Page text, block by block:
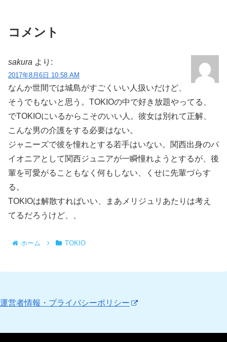
コメント
sakura より:
2017年8月6日 10:58 AM
なんか世間では城島がすごくいい人扱いだけど、
そうでもないと思う。TOKIOの中で好き放題やってる、
でTOKIOにいるからこそのいい人。彼女は別れて正解、
こんな男の介護をする必要はない。
ジャニーズで彼を憧れとする若手はいない。関西出身のパ
イオニアとして関西ジュニアが一瞬憧れようとするが、後
輩を可愛がることもなく何もしない、くせに先輩づらす
る。
TOKIOは解散すればいい、まあメリジュリあたりは考え
てるだろうけど、、
ホーム TOKIO
運営者情報・プライバシーポリシー